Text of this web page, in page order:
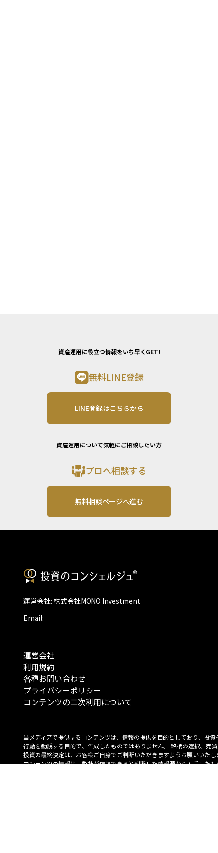
資産運用に役立つ情報をいち早くGET!
無料LINE登録
LINE登録はこちらから
資産運用について気軽にご相談したい方
プロへ相談する
無料相談ページへ進む
運営会社: 株式会社MONO Investment
Email:
運営会社
利用規約
各種お問い合わせ
プライバシーポリシー
コンテンツの二次利用について
当メディアで提供するコンテンツは、情報の提供を目的としており、投資
行動を勧誘する目的で、作成したものではありません。 銘柄の選択、売
投資の最終決定は、お客様ご自身でご判断いただきますようお願いいたし
コンテンツの情報は、弊社が信頼できると判断した情報源から入手したも